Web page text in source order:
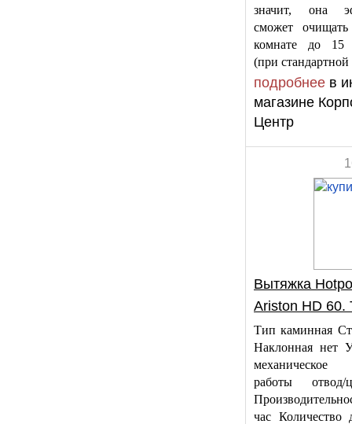
значит, она
сможет
комнате до 15
(при стандартной
подробнее в
магазине
Центр
Вытяжка
Ariston HD 60.
Тип каминная
Наклонная нет
работы отвод/
час Количество